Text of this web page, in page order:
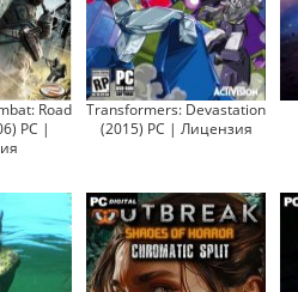
Road
PC |
Transformers: Devastation
(2015) PC | Лицензия